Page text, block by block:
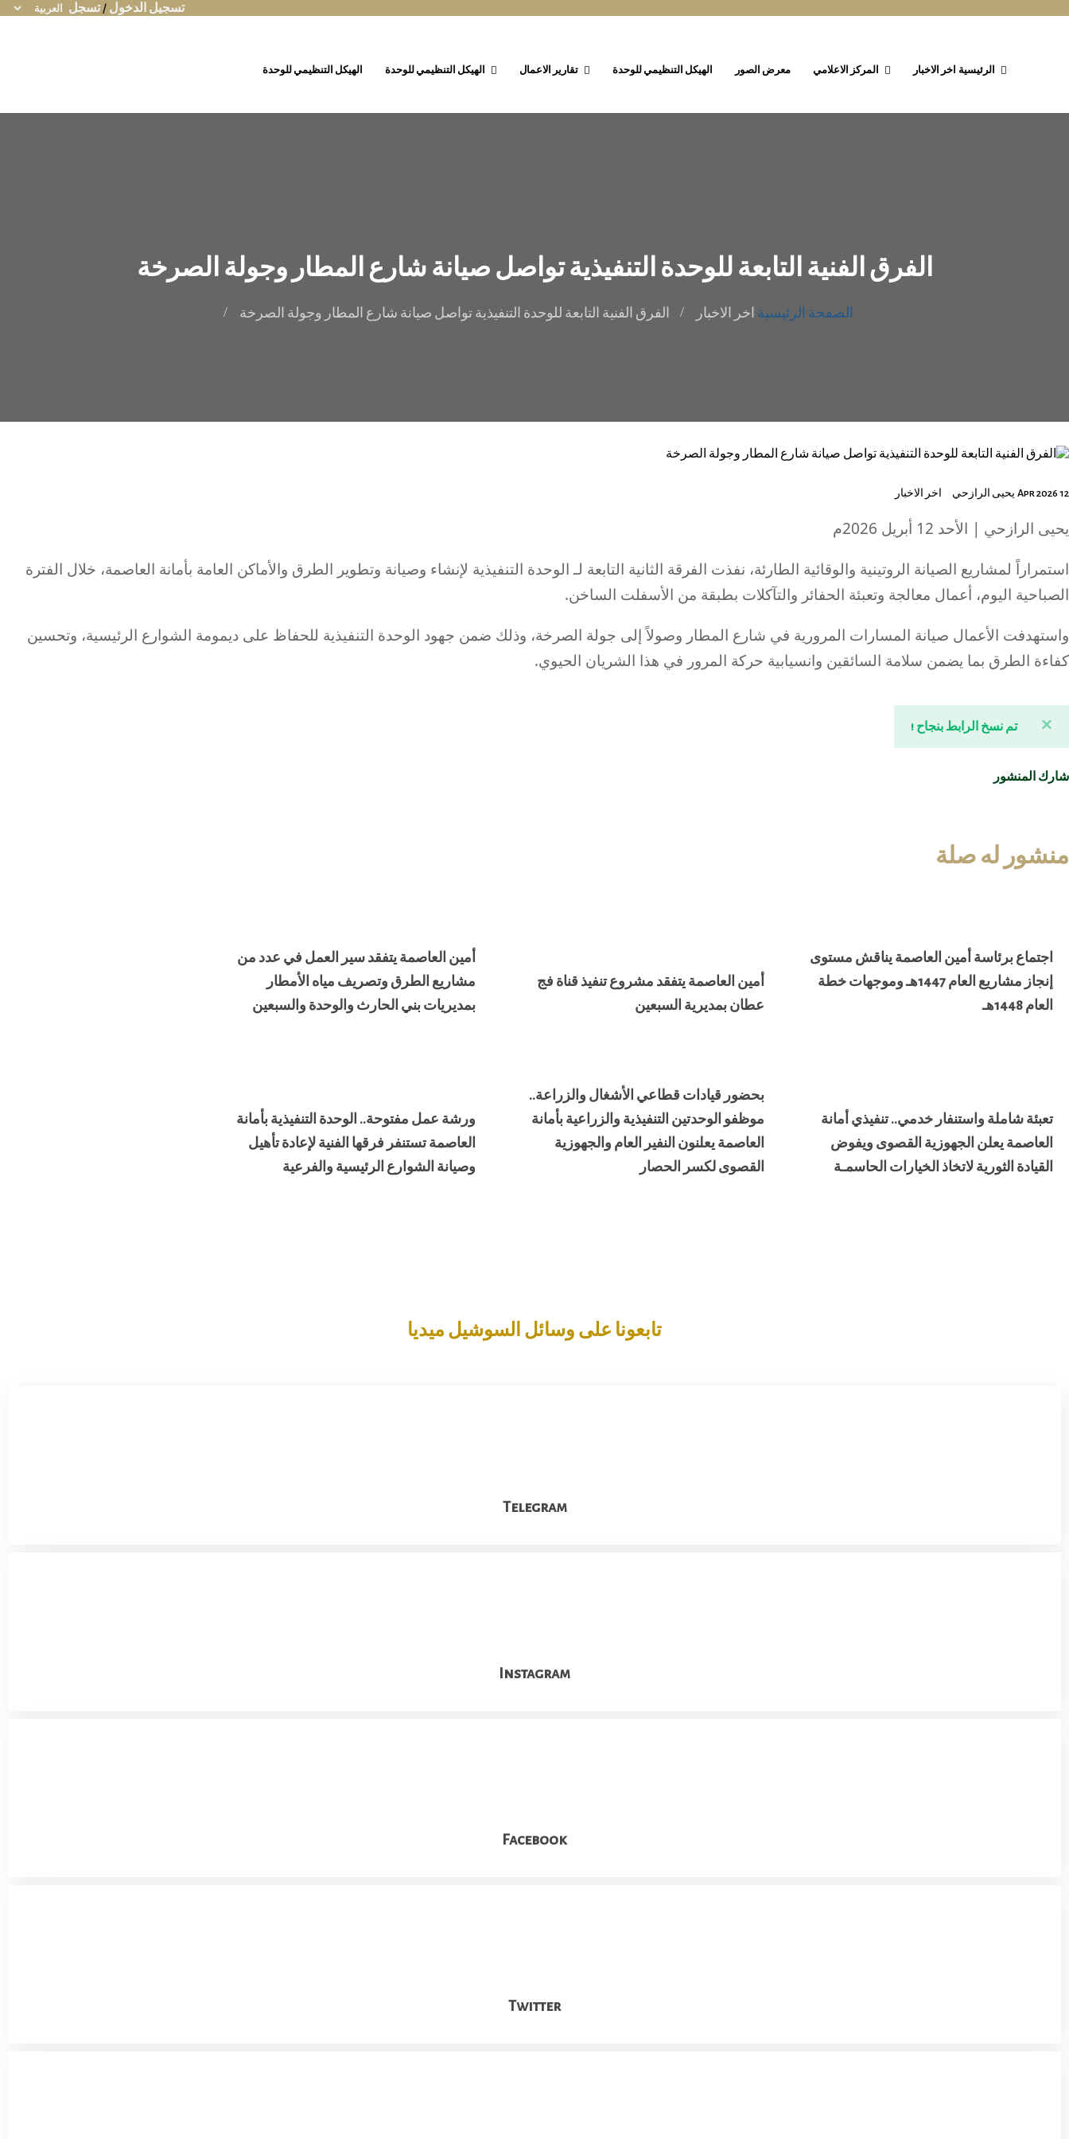
تسجيل الدخول / تسجل
الرئيسية اخر الاخبار المركز الاعلامي معرض الصور الهيكل التنظيمي للوحدة تقارير الاعمال الهيكل التنظيمي للوحدة الهيكل التنظيمي للوحدة
الفرق الفنية التابعة للوحدة التنفيذية تواصل صيانة شارع المطار وجولة الصرخة
الصفحة الرئيسية اخر الاخبار الفرق الفنية التابعة للوحدة التنفيذية تواصل صيانة شارع المطار وجولة الصرخة
12 Apr 2026 يحيى الرازحي اخر الاخبار
يحيى الرازحي | الأحد 12 أبريل 2026م
​استمراراً لمشاريع الصيانة الروتينية والوقائية الطارئة، نفذت الفرقة الثانية التابعة لـ الوحدة التنفيذية لإنشاء وصيانة وتطوير الطرق والأماكن العامة بأمانة العاصمة، خلال الفترة
الصباحية اليوم، أعمال معالجة وتعبئة الحفائر والتآكلات بطبقة من الأسفلت الساخن.
​واستهدفت الأعمال صيانة المسارات المرورية في شارع المطار وصولاً إلى جولة الصرخة، وذلك ضمن جهود الوحدة التنفيذية للحفاظ على ديمومة الشوارع الرئيسية، وتحسين
كفاءة الطرق بما يضمن سلامة السائقين وانسيابية حركة المرور في هذا الشريان الحيوي.
تم نسخ الرابط بنجاح ! ×
شارك المنشور
منشور له صلة
اجتماع برئاسة أمين العاصمة يناقش مستوى
إنجاز مشاريع العام 1447هـ وموجهات خطة
العام 1448هـ
أمين العاصمة يتفقد مشروع تنفيذ قناة فج
عطان بمديرية السبعين
أمين العاصمة يتفقد سير العمل في عدد من
مشاريع الطرق وتصريف مياه الأمطار
بمديريات بني الحارث والوحدة والسبعين
تعبئة شاملة واستنفار خدمي.. تنفيذي أمانة
العاصمة يعلن الجهوزية القصوى ويفوض
القيادة الثورية لاتخاذ الخيارات الحاسمـة
بحضور قيادات قطاعي الأشغال والزراعة..
موظفو الوحدتين التنفيذية والزراعية بأمانة
العاصمة يعلنون النفير العام والجهوزية
القصوى لكسر الحصار
ورشة عمل مفتوحة.. الوحدة التنفيذية بأمانة
العاصمة تستنفر فرقها الفنية لإعادة تأهيل
وصيانة الشوارع الرئيسية والفرعية
تابعونا على وسائل السوشيل ميديا
Telegram
Instagram
Facebook
Twitter